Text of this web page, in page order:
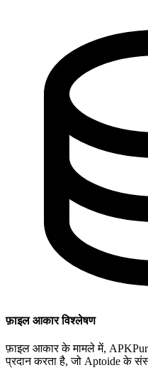
फ़ाइल आकार विश्लेषण
फ़ाइल आकार के मामले में,
प्रदान करता है, जो Aptoide के